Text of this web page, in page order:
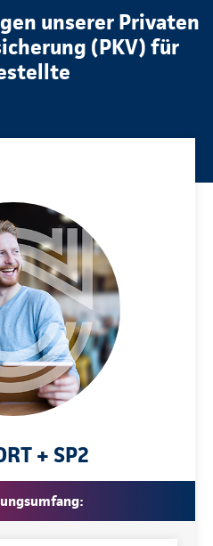
unserer Privaten
(PKV) für
+ SP2